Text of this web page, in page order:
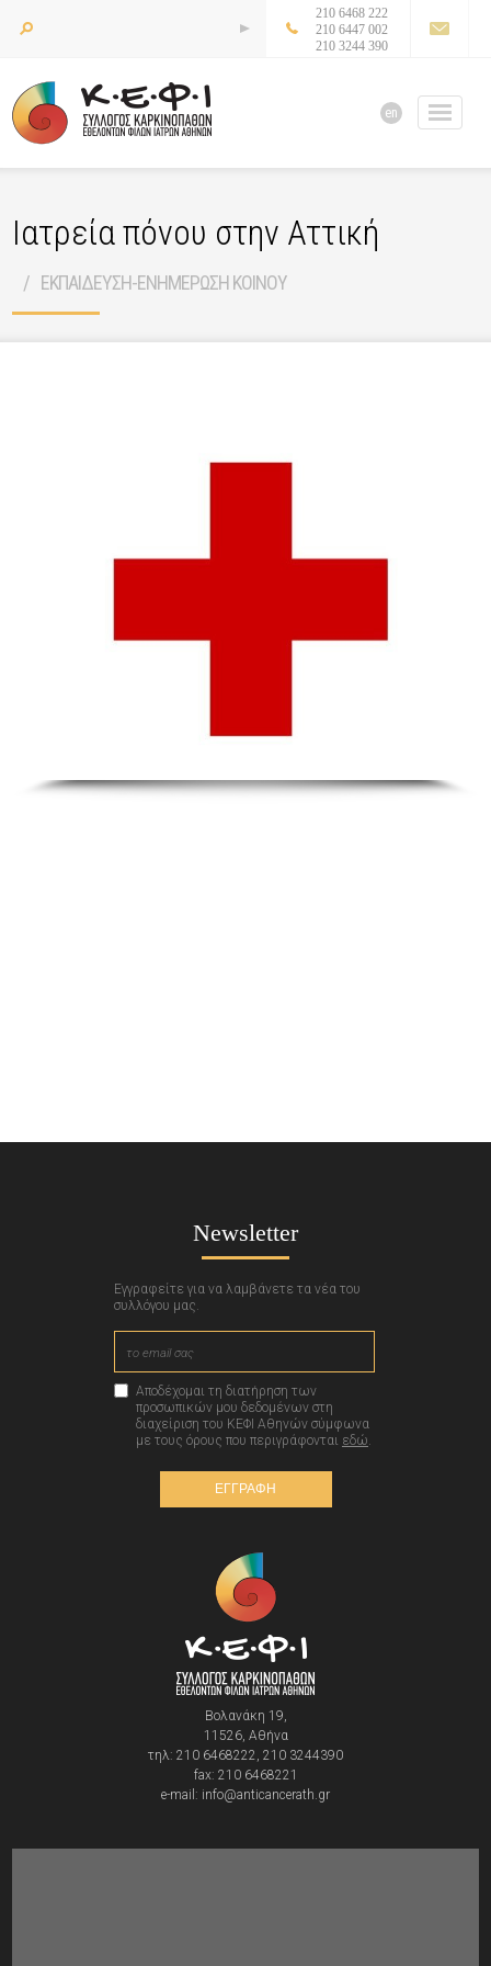
210 6468 222
210 6447 002
210 3244 390
en
Ιατρεία πόνου στην Αττική
ΕΚΠΑΙΔΕΥΣΗ-ΕΝΗΜΕΡΩΣΗ ΚΟΙΝΟΥ
Newsletter
Εγγραφείτε για να λαμβάνετε τα νέα του
συλλόγου μας.
Αποδέχομαι τη διατήρηση των
προσωπικών μου δεδομένων στη
διαχείριση του ΚΕΦΙ Αθηνών σύμφωνα
με τους όρους που περιγράφονται εδώ.
ΕΓΓΡΑΦΗ
Βολανάκη 19,
11526, Αθήνα
τηλ: 210 6468222, 210 3244390
fax: 210 6468221
e-mail: info@anticancerath.gr